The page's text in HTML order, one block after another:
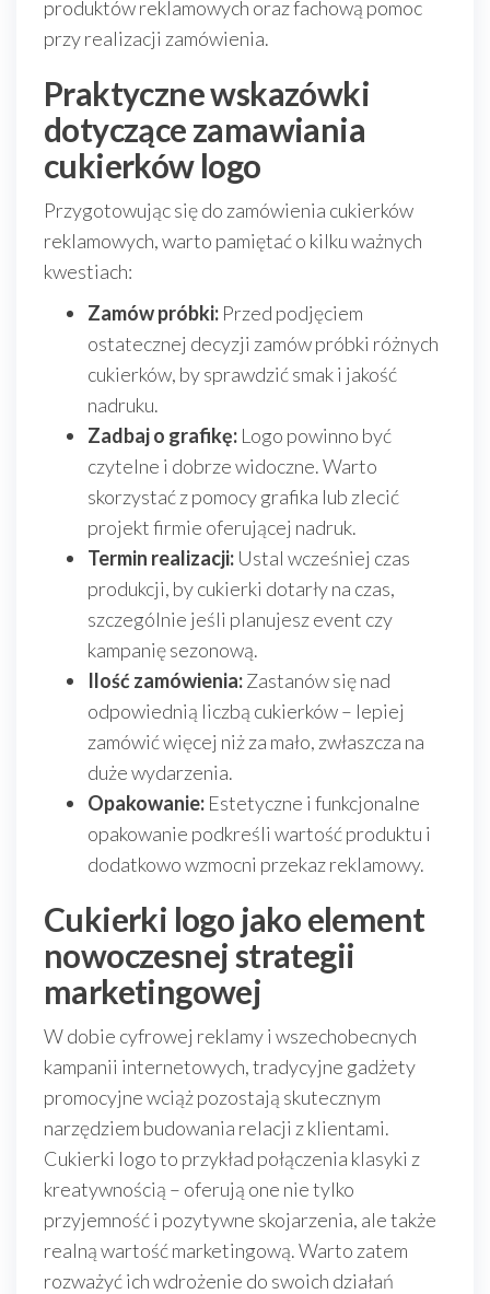
produktów reklamowych oraz fachową pomoc
przy realizacji zamówienia.
Praktyczne wskazówki
dotyczące zamawiania
cukierków logo
Przygotowując się do zamówienia cukierków
reklamowych, warto pamiętać o kilku ważnych
kwestiach:
Zamów próbki: Przed podjęciem
ostatecznej decyzji zamów próbki różnych
cukierków, by sprawdzić smak i jakość
nadruku.
Zadbaj o grafikę: Logo powinno być
czytelne i dobrze widoczne. Warto
skorzystać z pomocy grafika lub zlecić
projekt firmie oferującej nadruk.
Termin realizacji: Ustal wcześniej czas
produkcji, by cukierki dotarły na czas,
szczególnie jeśli planujesz event czy
kampanię sezonową.
Ilość zamówienia:Zastanów się nad
odpowiednią liczbą cukierków – lepiej
zamówić więcej niż za mało, zwłaszcza na
duże wydarzenia.
Opakowanie: Estetyczne i funkcjonalne
opakowanie podkreśli wartość produktu i
dodatkowo wzmocni przekaz reklamowy.
Cukierki logo jako element
nowoczesnej strategii
marketingowej
W dobie cyfrowej reklamy i wszechobecnych
kampanii internetowych, tradycyjne gadżety
promocyjne wciąż pozostają skutecznym
narzędziem budowania relacji z klientami.
Cukierki logo to przykład połączenia klasyki z
kreatywnością – oferują one nie tylko
przyjemność i pozytywne skojarzenia, ale także
realną wartość marketingową. Warto zatem
rozważyć ich wdrożenie do swoich działań